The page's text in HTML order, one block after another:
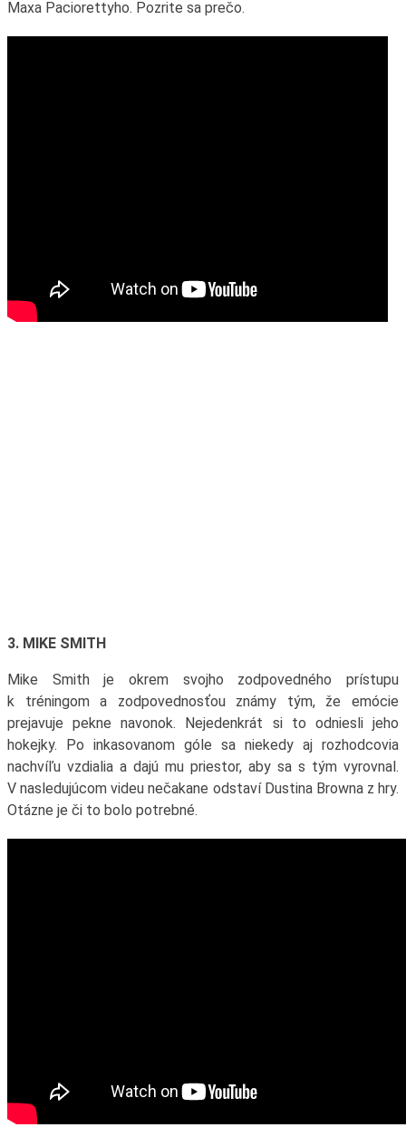
Maxa Paciorettyho. Pozrite sa prečo.
3. MIKE SMITH
Mike Smith je okrem svojho zodpovedného prístupu
k tréningom a zodpovednosťou známy tým, že emócie
prejavuje pekne navonok. Nejedenkrát si to odniesli jeho
hokejky. Po inkasovanom góle sa niekedy aj rozhodcovia
nachvíľu vzdialia a dajú mu priestor, aby sa s tým vyrovnal.
V nasledujúcom videu nečakane odstaví Dustina Browna z hry.
Otázne je či to bolo potrebné.